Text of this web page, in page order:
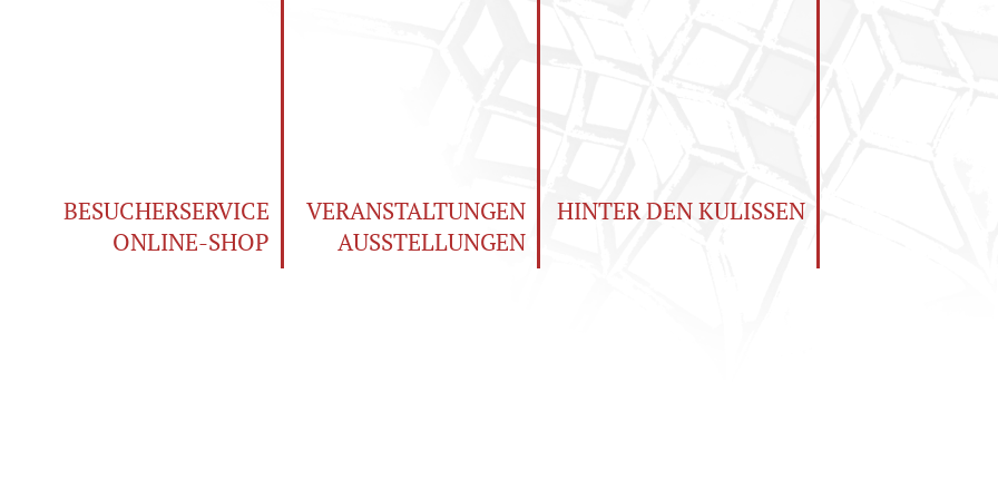
BESUCHERSERVICE
ONLINE-SHOP
VERANSTALTUNGEN
AUSSTELLUNGEN
HINTER DEN KULISSEN